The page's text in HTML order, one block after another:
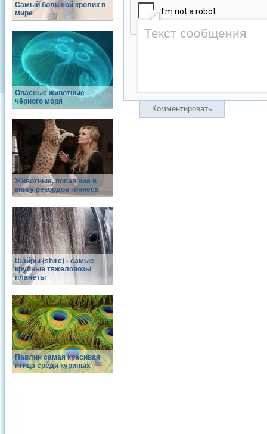
Самый большой кролик в
мире
Опасные животные
чёрного моря
Животные, попавшие в
книгу рекордов гиннеса
Шайры (shire) - самые
крупные тяжеловозы
планеты
Павлин самая красивая
птица среди куриных
Комментировать